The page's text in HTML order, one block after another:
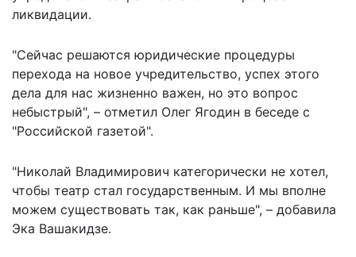
ликвидации.
"Сейчас решаются юридические процедуры
перехода на новое учредительство, успех этого
дела для нас жизненно важен, но это вопрос
небыстрый", – отметил Олег Ягодин в беседе с
"Российской газетой".
"Николай Владимирович категорически не хотел,
чтобы театр стал государственным. И мы вполне
можем существовать так, как раньше", – добавила
Эка Вашакидзе.